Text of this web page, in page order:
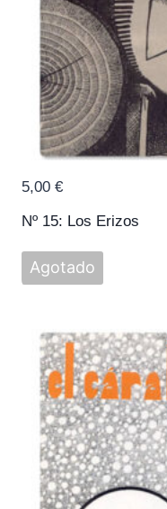
Nº 15: Los Erizos
5,00 €
Agotado